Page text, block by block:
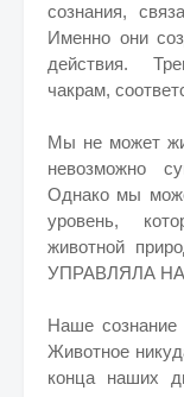
сознания,
Именно они
действия.
чакрам,
Мы не может
невозможно
Однако мы
уровень,
животной
УПРАВЛЯЛА
Наше
Животное
конца наших